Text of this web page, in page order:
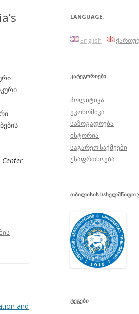
Center
,
and
LANGUAGE:
English
ᲙᲐᲢᲔᲒᲝᲠᲘᲔᲑᲘ
პოლიტიკა
ეკონომიკა
საზოგადოება
ისტორია
საგარეო საქმეები
უსაფრთხოება
ᲗᲑᲘᲚᲘᲡᲘᲡ ᲡᲐᲮᲔᲚᲛᲬᲘᲤᲝ
ᲢᲔᲒᲔᲑᲘ